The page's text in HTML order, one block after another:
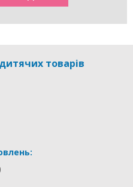
товарів